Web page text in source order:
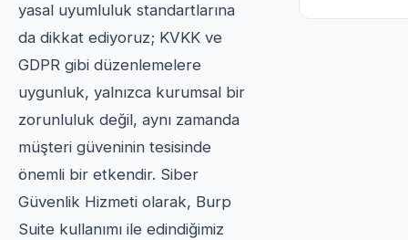
yasal uyumluluk standartlarına
da dikkat ediyoruz; KVKK ve
GDPR gibi düzenlemelere
uygunluk, yalnızca kurumsal bir
zorunluluk değil, aynı zamanda
müşteri güveninin tesisinde
önemli bir etkendir. Siber
Güvenlik Hizmeti olarak, Burp
Suite kullanımı ile edindiğimiz